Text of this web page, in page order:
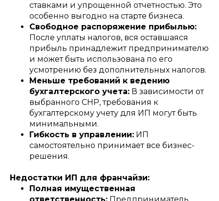
ставками и упрощенной отчетностью. Это
особенно выгодно на старте бизнеса.
Свободное распоряжение прибылью:
После уплаты налогов, вся оставшаяся
прибыль принадлежит предпринимателю
и может быть использована по его
усмотрению без дополнительных налогов.
Меньше требований к ведению
бухгалтерского учета: В зависимости от
выбранного СНР, требования к
бухгалтерскому учету для ИП могут быть
минимальными.
Гибкость в управлении: ИП
самостоятельно принимает все бизнес-
решения.
Недостатки ИП для франчайзи:
Полная имущественная